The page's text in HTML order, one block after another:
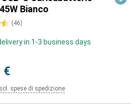
Bianco
(46)
in 1-3 business days
€
spese di spedizione